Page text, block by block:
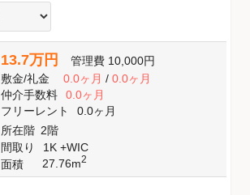
13.7万円 管理費 10,000円
敷金/礼金 0.0ヶ月/ 0.0ヶ月
仲介手数料
0.0ヶ月
フリーレント
0.0ヶ月
所在階 2階
間取り
1K +WIC
面積
27.76m2